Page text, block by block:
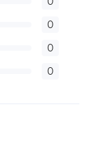
0
0
0